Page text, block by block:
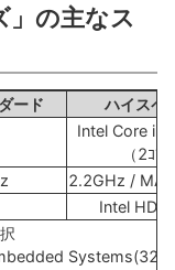
」の主なス
ード
ハイスペ
Intel Core
（2ｺｱ
2.2GHz /
Intel HD